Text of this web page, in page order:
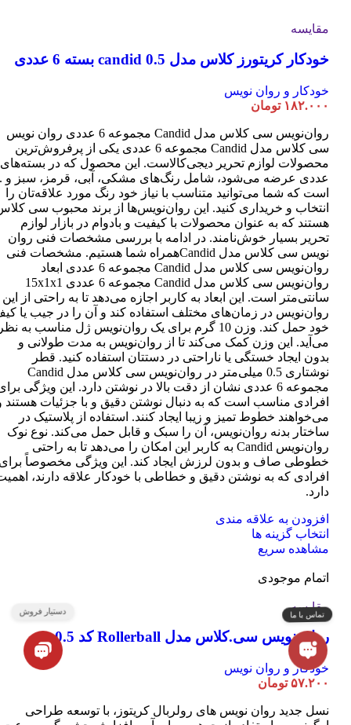
باشد.
ها
ممکن
در
صفحه
محصول
انتخاب
شوند
مقایسه
خودکار کریتورز کلاس مدل candid 0.5 بسته 6 عددی
خودکار و روان نویس
۱۸۲.۰۰۰ تومان
روان‌نویس سی کلاس مدل Candid مجموعه 6 عددی روان نویس
سی کلاس مدل Candid مجموعه 6 عددی یکی از پرفروش‌ترین
عددی عرضه می‌شود، شامل رنگ‌های مشکی، آبی، قرمز، سبز و
است که شما می‌توانید متناسب با نیاز خود رنگ مورد علاقه‌تان را
انتخاب و خریداری کنید. این روان‌نویس‌ها از برند محبوب سی
هستند که به عنوان محصولات با کیفیت و بادوام در بازار لوازم
تحریر بسیار خوش‌نامند. در ادامه با بررسی مشخصات فنی روان
نویس سی کلاس مدل Candidهمراه شما هستیم. مشخصات فنی
روان‌نویس سی کلاس مدل Candid مجموعه 6 عددی ابعاد
روان‌نویس سی کلاس مدل Candid مجموعه 6 عددی 15x1x1
سانتی‌متر است. این ابعاد به کاربر اجازه می‌دهد تا به راحتی از این
روان‌نویس در زمان‌های مختلف استفاده کند و آن را در جیب یا
خود حمل کند. وزن 10 گرم برای یک روان‌نویس ژل مناسب به
می‌آید. این وزن کمک می‌کند تا از روان‌نویس به مدت طولانی و
بدون ایجاد خستگی یا ناراحتی در دستتان استفاده کنید. قطر
نوشتاری 0.5 میلی‌متر در روان‌نویس سی کلاس مدل Candid
مجموعه 6 عددی نشان از دقت بالا در نوشتن دارد. این ویژگی
افرادی مناسب است که به دنبال نوشتن دقیق و با جزئیات هستند
می‌خواهند خطوط تمیز و زیبا ایجاد کنند. استفاده از پلاستیک در
ساختار بدنه روان‌نویس، آن را سبک و قابل حمل می‌کند. نوع نوک
روان‌نویس Candid به کاربر این امکان را می‌دهد تا به راحتی
خطوطی صاف و بدون لرزش ایجاد کند. این ویژگی مخصوصاً
افرادی که به نوشتن دقیق و خطاطی با خودکار علاقه دارند،
دارد.
افزودن به علاقه مندی
انتخاب گزینه ها
گزینه
ممکن
صفحه
مشاهده سریع
اتمام موجودی
مقایسه
روان نویس سی.کلاس مدل Rollerball کد 0.5
خودکار و روان نویس
۵۷.۲۰۰ تومان
نسل جدید روان نویس های رولربال کریتوز، با توسعه طراحی